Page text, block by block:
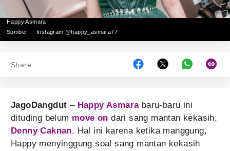
Happy Asmara
Sumber :
Instagram @happy_asmara77
Share
JagoDangdut – Happy Asmarabaru-baru ini
dituding belum move on dari sang mantan kekasih,
Denny Caknan. Hal ini karena ketika manggung,
Happy menyinggung soal sang mantan kekasih